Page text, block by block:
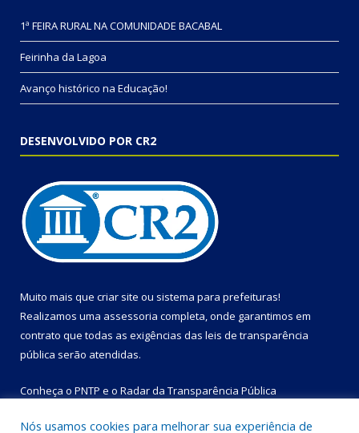
1ª FEIRA RURAL NA COMUNIDADE BACABAL
Feirinha da Lagoa
Avanço histórico na Educação!
DESENVOLVIDO POR CR2
Muito mais que criar site ou sistema para prefeituras!
Realizamos uma assessoria completa, onde garantimos em
contrato que todas as exigências das leis de transparência
pública serão atendidas.
Conheça o PNTP e o Radar da Transparência Pública
Nós usamos cookies para melhorar sua experiência de